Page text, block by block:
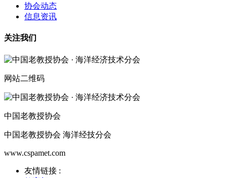
协会动态
信息资讯
关注我们
网站二维码
中国老教授协会
中国老教授协会 海洋经技分会
www.cspamet.com
友情链接 :